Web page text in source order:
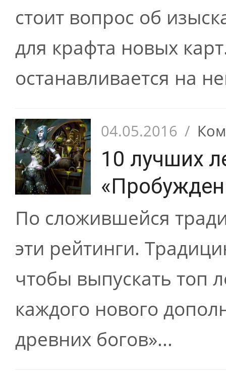
стоит вопрос об
для крафта новых
останавливается на
04.05.2016 /
10 лучших
По сложившейся
эти рейтинги.
чтобы выпускать топ
каждого нового
древних богов»...